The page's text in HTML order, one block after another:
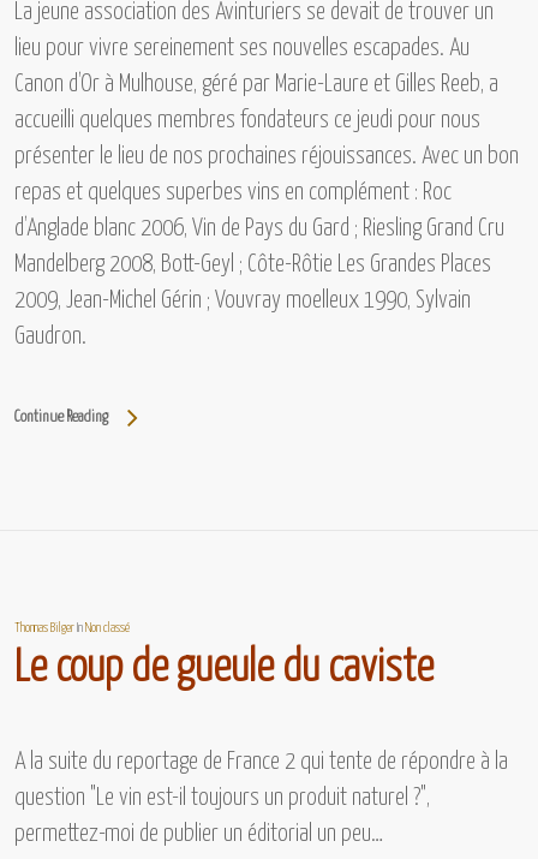
La jeune association desAvinturiers se devait de trouver un
lieu pour vivre sereinement ses nouvelles escapades.Au
Canon d’Or à Mulhouse, géré par Marie-Laure et Gilles Reeb, a
accueilli quelques membres fondateurs ce jeudi pour nous
présenter le lieu de nos prochaines réjouissances. Avec un bon
repas et quelques superbes vins en complément : Roc
d’Anglade blanc 2006, Vin de Pays du Gard ; Riesling Grand Cru
Mandelberg 2008, Bott-Geyl ; Côte-Rôtie Les Grandes Places
2009, Jean-Michel Gérin ; Vouvray moelleux 1990, Sylvain
Gaudron.
Continue Reading
Thomas Bilger InNon classé
Le coup de gueule du caviste
A la suite du reportage de France 2 qui tente de répondre à la
question "Le vin est-il toujours un produit naturel ?",
permettez-moi de publier un éditorial un peu…